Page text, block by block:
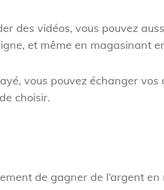
des vidéos, vous pouvez
et même en magasinant
vous pouvez échanger
choisir.
de gagner de l’argent